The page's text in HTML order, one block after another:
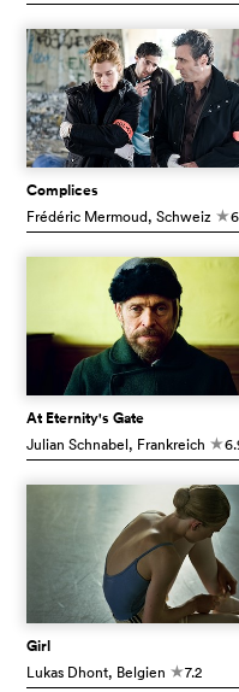
Complices
Frédéric Mermoud, Schweiz c
At Eternity's Gate
Julian Schnabel, Frankreich c
Girl
Lukas Dhont, Belgien c7.2